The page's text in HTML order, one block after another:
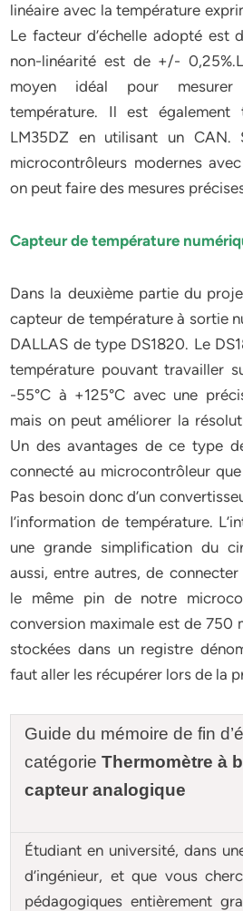
linéaire avec la température
Le facteur d’échelle adopté est
non-linéarité est de +/-
moyen idéal pour
température. Il est
LM35DZ en utilisant un CAN.
microcontrôleurs modernes
on peut faire des mesures
Capteur de température
Dans la deuxième partie du
capteur de température à sortie
DALLAS de type DS1820. Le
température pouvant travailler
-55°C à +125°C avec une
mais on peut améliorer la
Un des avantages de ce type
connecté au microcontrôleur
Pas besoin donc d’un
l’information de température.
une grande simplification du
aussi, entre autres, de
le même pin de notre
conversion maximale est de 750
stockées dans un registre
faut aller les récupérer lors de la
Guide du mémoire de fin
catégorieThermomètre à
capteur analogique
Étudiant en université, dans
d’ingénieur, et que vous
pédagogiques entièrement